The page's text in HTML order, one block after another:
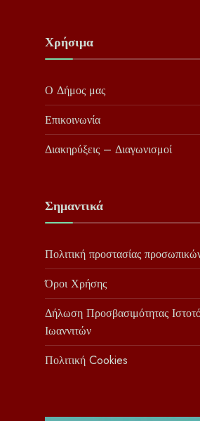
Χρήσιμα
Ο Δήμος μας
Επικοινωνία
Διακηρύξεις – Διαγωνισμοί
Σημαντικά
Πολιτική προστασίας
Όροι Χρήσης
Δήλωση Προσβασιμότητας
Ιωαννιτών
Πολιτική Cookies